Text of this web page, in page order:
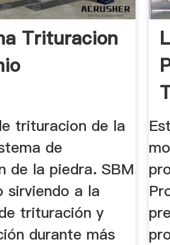
Trituracion
trituracion de la
de
de la piedra. SBM
sirviendo a la
trituración y
durante más